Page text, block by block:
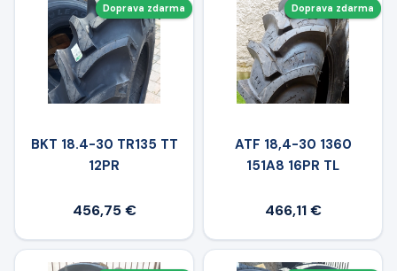
Doprava zdarma
BKT 18.4-30 TR135 TT
12PR
456,75 €
Doprava zdarma
ATF 18,4-30 1360
151A8 16PR TL
466,11 €